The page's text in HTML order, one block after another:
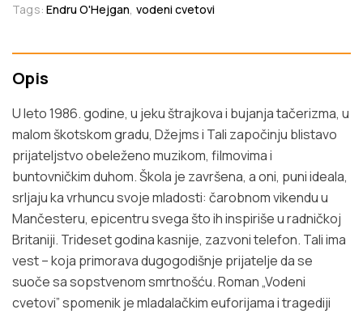
Tags: Endru O'Hejgan, vodeni cvetovi
Opis
U leto 1986. godine, u jeku štrajkova i bujanja tačerizma, u
malom škotskom gradu, Džejms i Tali započinju blistavo
prijateljstvo obeleženo muzikom, filmovima i
buntovničkim duhom. Škola je završena, a oni, puni ideala,
srljaju ka vrhuncu svoje mladosti: čarobnom vikendu u
Mančesteru, epicentru svega što ih inspiriše u radničkoj
Britaniji. Trideset godina kasnije, zazvoni telefon. Tali ima
vest – koja primorava dugogodišnje prijatelje da se
suoče sa sopstvenom smrtnošću. Roman „Vodeni
cvetovi” spomenik je mladalačkim euforijama i tragediji